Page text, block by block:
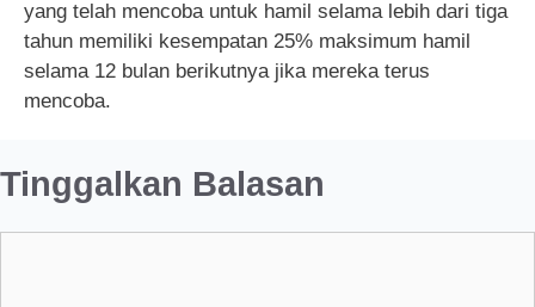
yang telah mencoba untuk hamil selama lebih dari tiga
tahun memiliki kesempatan 25% maksimum hamil
selama 12 bulan berikutnya jika mereka terus
mencoba.
Tinggalkan Balasan